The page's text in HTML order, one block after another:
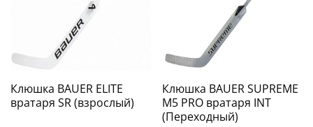
Клюшка BAUER ELITE
вратаря SR (взрослый)
Клюшка BAUER SUPREME
M5 PRO вратаря INT
(Переходный)